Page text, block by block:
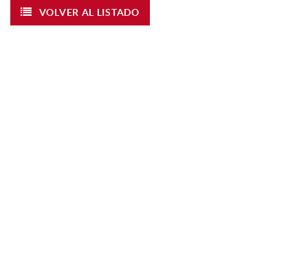
VOLVER AL LISTADO